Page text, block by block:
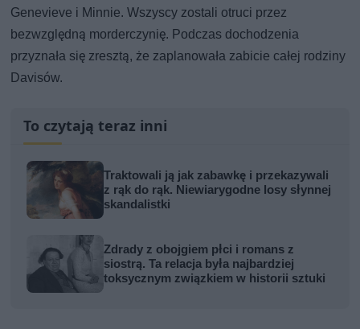
Genevieve i Minnie. Wszyscy zostali otruci przez
bezwzględną morderczynię. Podczas dochodzenia
przyznała się zresztą, że zaplanowała zabicie całej rodziny
Davisów.
To czytają teraz inni
Traktowali ją jak zabawkę i przekazywali
z rąk do rąk. Niewiarygodne losy słynnej
skandalistki
Zdrady z obojgiem płci i romans z
siostrą. Ta relacja była najbardziej
toksycznym związkiem w historii sztuki